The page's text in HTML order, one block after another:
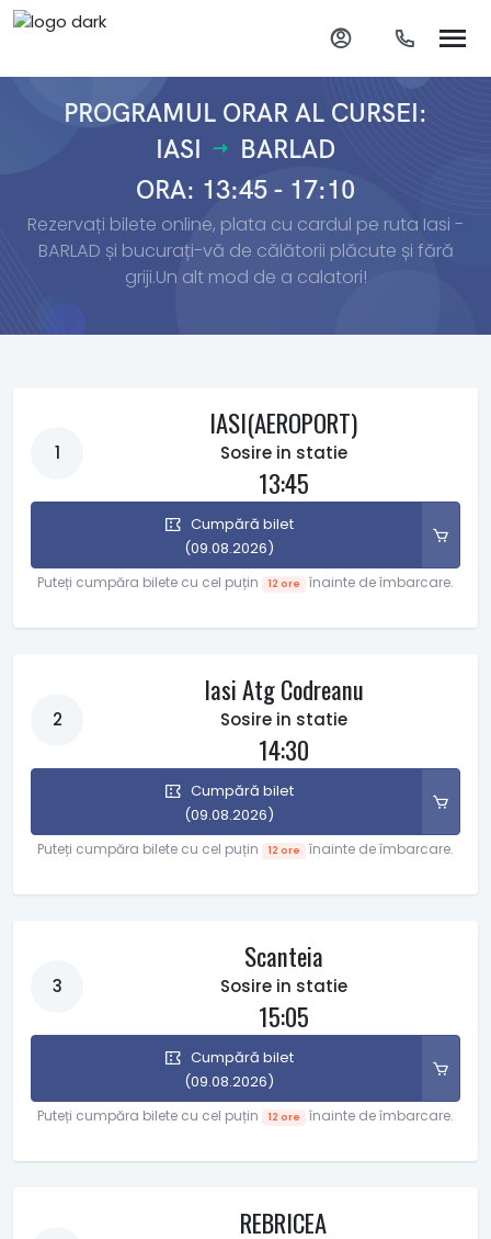
PROGRAMUL ORAR AL CURSEI:
IASI
BARLAD
ORA: 13:45 - 17:10
Rezervați bilete online, plata cu cardul pe ruta Iasi -
BARLAD și bucurați-vă de călătorii plăcute și fără
griji.Un alt mod de a calatori!
1
IASI(AEROPORT)
Sosire in statie
13:45
Cumpără bilet
(09.08.2026)
Puteți cumpăra bilete cu cel puțin 12 ore înainte de îmbarcare.
2
Iasi Atg Codreanu
Sosire in statie
14:30
Cumpără bilet
(09.08.2026)
Puteți cumpăra bilete cu cel puțin 12 ore înainte de îmbarcare.
3
Scanteia
Sosire in statie
15:05
Cumpără bilet
(09.08.2026)
Puteți cumpăra bilete cu cel puțin 12 ore înainte de îmbarcare.
REBRICEA